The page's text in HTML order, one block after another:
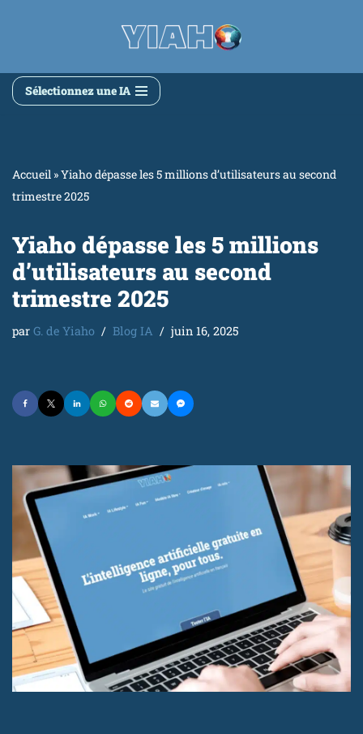
contenu
Sélectionnez une IA
Accueil »Yiaho dépasse les 5 millions d’utilisateurs au second
trimestre 2025
Yiaho dépasse les 5 millions
d’utilisateurs au second
trimestre 2025
par G. de Yiaho Blog IA juin 16, 2025